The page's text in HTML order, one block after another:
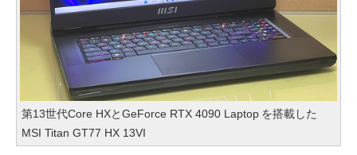
第13世代Core HXとGeForce RTX 4090 Laptop を搭載した
MSI Titan GT77 HX 13VI